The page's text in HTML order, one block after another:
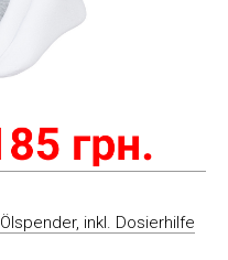
inkl. Dosierhilfe